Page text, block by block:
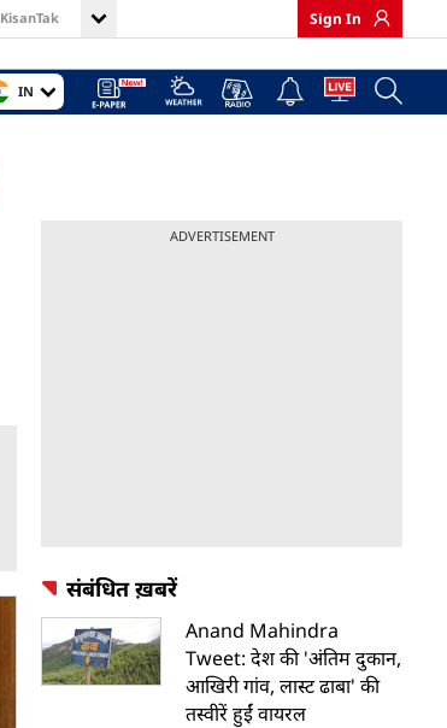
KisanTak Sign In
IN
ADVERTISEMENT
संबंधित ख़बरें
Anand Mahindra
Tweet: देश की 'अंतिम दुकान,
आखिरी गांव, लास्ट ढाबा' की
तस्वीरें हुईं वायरल